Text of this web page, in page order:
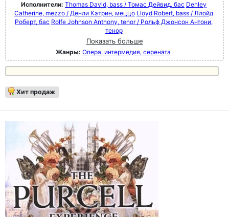
Исполнители: Thomas David, bass / Томас Дейвид, бас Denley
Catherine, mezzo / Денли Кэтрин, меццо Lloyd Robert, bass / Ллойд
Роберт, бас Rolfe Johnson Anthony, tenor / Рольф Джонсон Антони,
тенор
Показать больше
Жанры: Опера, интермедия, серената
Хит продаж